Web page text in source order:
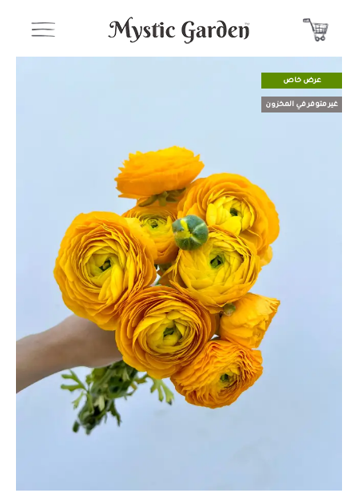
عرض خاص
غير متوفر في المخزون